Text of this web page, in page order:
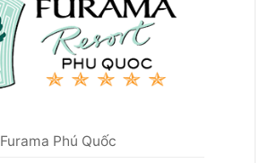
Furama Phú Quốc